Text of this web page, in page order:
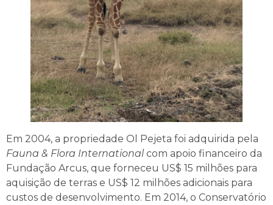
Em 2004, a propriedade Ol Pejeta foi adquirida pela
Fauna & Flora Internationalcom apoio financeiro da
Fundação Arcus, que forneceu US$ 15 milhões para
aquisição de terras e US$ 12 milhões adicionais para
custos de desenvolvimento. Em 2014, o Conservatório